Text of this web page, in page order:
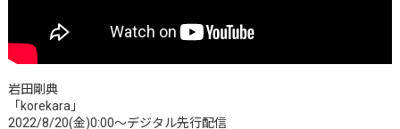
岩田剛典
「korekara」
2022/8/20(金)0:00～デジタル先行配信